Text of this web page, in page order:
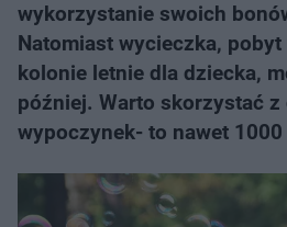
wykorzystanie swoich
Natomiast wycieczka,
kolonie letnie dla dziecka,
później. Warto skorzystać
wypoczynek- to nawet 1000